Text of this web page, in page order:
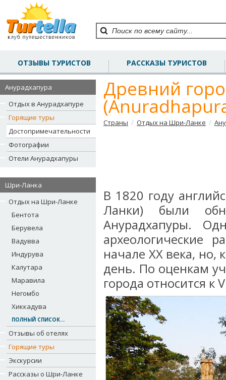
ОТЗЫВЫ ТУРИСТОВ РАССКАЗЫ ТУРИСТОВ
Анурадхапура
Отдых в Анурадхапуре
Горящие туры
Достопримечательности
Фотографии
Отели Анурадхапуры
Шри-Ланка
Отдых на Шри-Ланке
Бентота
Берувела
Вадувва
Индурува
Калутара
Маравила
Негомбо
Хиккадува
ПОЛНЫЙ СПИСОК...
Отзывы об отелях
Горящие туры
Экскурсии
Рассказы о Шри-Ланке
Древний
Страны / Отдых на Шри-Ланке /
В 1820 году
Ланки) были
Анурадхапуры.
археологические
начале XX века,
день. По оценкам
города относится к